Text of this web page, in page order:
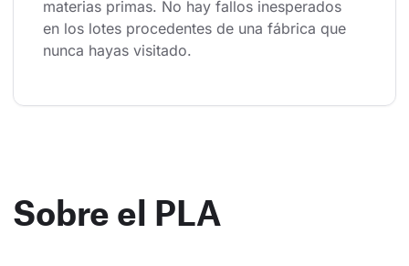
materias primas. No hay fallos inesperados
en los lotes procedentes de una fábrica que
nunca hayas visitado.
Sobre el PLA